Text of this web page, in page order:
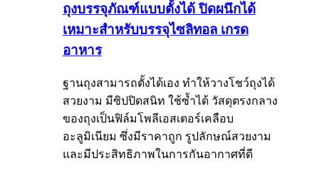
ถุงบรรจุภัณฑ์แบบตั้งได้ ปิดผนึกได้
เหมาะสำหรับบรรจุไซลิทอล เกรด
อาหาร
ฐานถุงสามารถตั้งได้เอง ทำให้วางโชว์ถุงได้
สวยงาม มีซิปปิดสนิท ใช้ซ้ำได้ วัสดุตรงกลาง
ของถุงเป็นฟิล์มโพลีเอสเตอร์เคลือบ
อะลูมิเนียม ซึ่งมีราคาถูก รูปลักษณ์สวยงาม
และมีประสิทธิภาพในการกันอากาศที่ดี